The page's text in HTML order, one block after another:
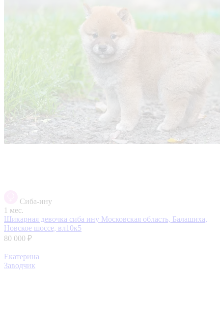
Сиба-ину
1 мес.
Шикарная девочка сиба ину Московская область, Балашиха,
Новское шоссе, вл10к5
80 000 ₽
Екатерина
Заводчик